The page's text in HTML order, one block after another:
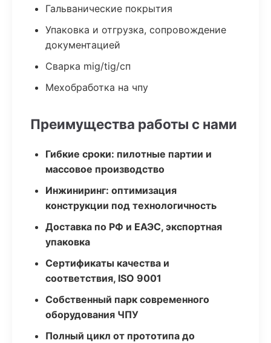
Гальванические покрытия
Упаковка и отгрузка, сопровождение
документацией
Сварка mig/tig/сп
Мехобработка на чпу
Преимущества работы с нами
Гибкие сроки: пилотные партии и
массовое производство
Инжиниринг: оптимизация
конструкции под технологичность
Доставка по РФ и ЕАЭС, экспортная
упаковка
Сертификаты качества и
соответствия, ISO 9001
Собственный парк современного
оборудования ЧПУ
Полный цикл от прототипа до